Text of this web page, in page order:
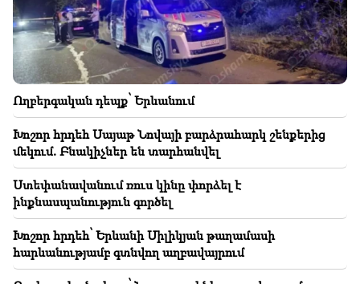
23:50
Ի՞նչ եղանակ է սպասվում առաջիկա օրերին
23:18
Ինչ են կանխատեսում աստղերը մեզ համար.
աստղագուշակ 2026 թվականի օգոստոսի 10-16-ի
համար
23:01
Ողբերգական դեպք՝ Երևանում
22:50
Ընդդիմադիրների վիճակը նախանձելի չէ. իրենց
առաջ փորձառու դեմագոգներ են (տեսանյութ)
22:29 Կարևոր
Կարևոր չի ով ինչ ձեռք բերեց հերթական
Ողբերգական դեպք՝ Երևանում
Խոշոր հրդեհ Սայաթ Նովայի բարձրահարկ շենքերից
մեկում. Բնակիչներ են տարհանվել
Ստեփանավանում ռուս կինը փորձել է
ինքնասպանություն գործել
Խոշոր հրդեհ՝ Երևանի Սիլիկյան թաղամասի
հարևանությամբ գտնվող աղբավայրում